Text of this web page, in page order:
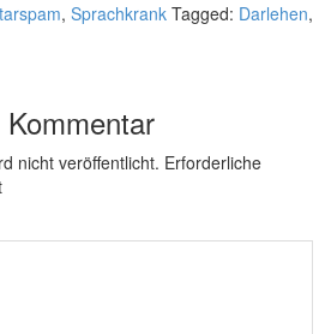
, Sprachkrank Tagged: Darlehen,
nicht veröffentlicht. Erforderliche